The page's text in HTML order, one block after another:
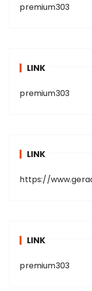
premium303
LINK
premium303
LINK
https://
LINK
premium303